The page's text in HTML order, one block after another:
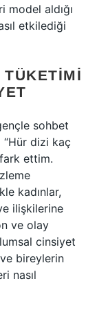
model aldığı
etkilediği
TÜKETIMI
sohbet
“Hür dizi kaç
fark ettim.
kadınlar,
ilişkilerine
ve olay
cinsiyet
ve bireylerin
nasıl